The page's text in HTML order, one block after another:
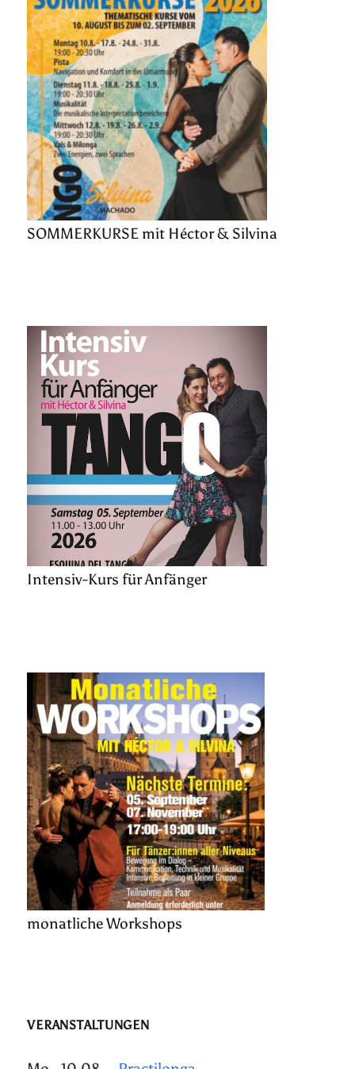
SOMMERKURSE mit Héctor & Silvina
Intensiv-Kurs für Anfänger
monatliche Workshops
VERANSTALTUNGEN